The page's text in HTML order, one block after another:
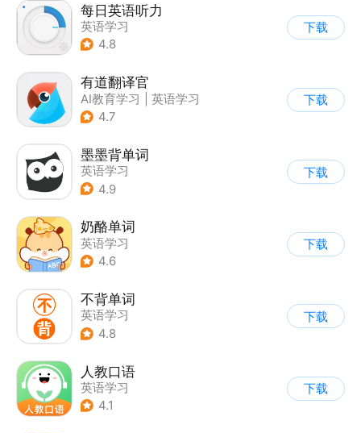
每日英语听力
英语学习
4.8
下载
有道翻译官
AI教育学习
英语学习
4.7
下载
墨墨背单词
英语学习
4.9
下载
奶酪单词
英语学习
4.6
下载
不背单词
英语学习
4.8
下载
人教口语
英语学习
4.1
下载